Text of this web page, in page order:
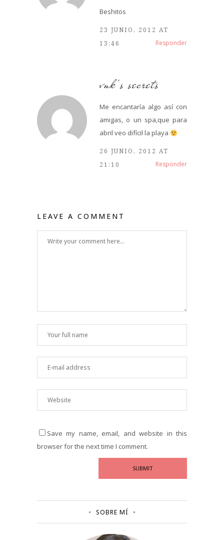
Beshitos
23 JUNIO, 2012 AT
13:46
Responder
vnk's secrets
Me encantaría algo así con
amigas, o un spa,que para
abril veo difícil la playa
26 JUNIO, 2012 AT
21:10
Responder
LEAVE A COMMENT
Save my name, email, and website in this
browser for the next time I comment.
SOBRE MÍ